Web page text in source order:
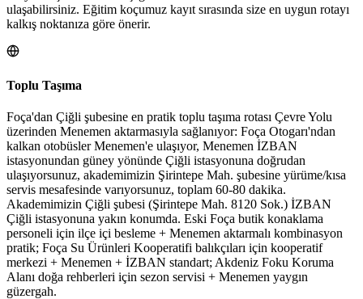
ulaşabilirsiniz. Eğitim koçumuz kayıt sırasında size en uygun rotayı
kalkış noktanıza göre önerir.
Toplu Taşıma
Foça'dan Çiğli şubesine en pratik toplu taşıma rotası Çevre Yolu
üzerinden Menemen aktarmasıyla sağlanıyor: Foça Otogarı'ndan
kalkan otobüsler Menemen'e ulaşıyor, Menemen İZBAN
istasyonundan güney yönünde Çiğli istasyonuna doğrudan
ulaşıyorsunuz, akademimizin Şirintepe Mah. şubesine yürüme/kısa
servis mesafesinde varıyorsunuz, toplam 60-80 dakika.
Akademimizin Çiğli şubesi (Şirintepe Mah. 8120 Sok.) İZBAN
Çiğli istasyonuna yakın konumda. Eski Foça butik konaklama
personeli için ilçe içi besleme + Menemen aktarmalı kombinasyon
pratik; Foça Su Ürünleri Kooperatifi balıkçıları için kooperatif
merkezi + Menemen + İZBAN standart; Akdeniz Foku Koruma
Alanı doğa rehberleri için sezon servisi + Menemen yaygın
güzergah.